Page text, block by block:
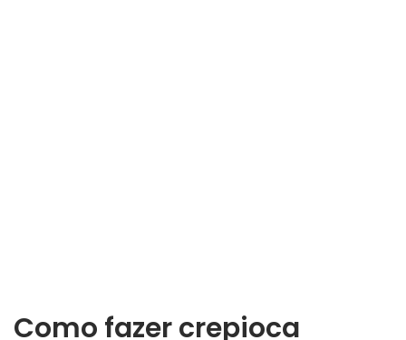
Como fazer crepioca